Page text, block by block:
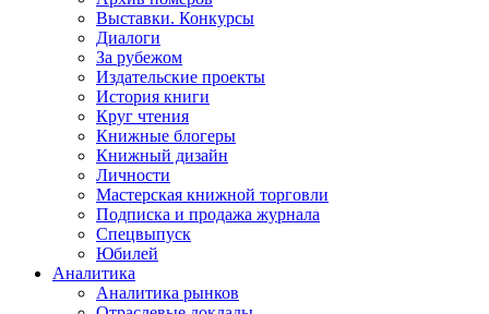
Выставки. Конкурсы
Диалоги
За рубежом
Издательские проекты
История книги
Круг чтения
Книжные блогеры
Книжный дизайн
Личности
Мастерская книжной торговли
Подписка и продажа журнала
Спецвыпуск
Юбилей
Аналитика
Аналитика рынков